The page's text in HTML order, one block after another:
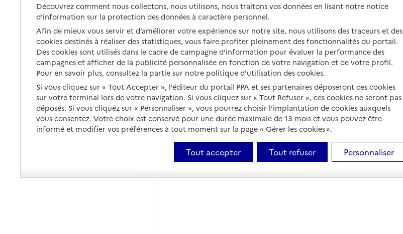
Découvrez comment nous collectons, nous utilisons, nous traitons vos données en lisant notre notice
d’information sur la protection des données à caractère personnel.
Afin de mieux vous servir et d’améliorer votre expérience sur notre site, nous utilisons des traceurs et des
cookies destinés à réaliser des statistiques, vous faire profiter pleinement des fonctionnalités du portail.
Des cookies sont utilisés dans le cadre de campagne d’information pour évaluer la performance des
campagnes et afficher de la publicité personnalisée en fonction de votre navigation et de votre profil.
Pour en savoir plus, consultez la partie sur notre politique d'utilisation des cookies.
Si vous cliquez sur « Tout Accepter », l’éditeur du portail PPA et ses partenaires déposeront ces cookies
sur votre terminal lors de votre navigation. Si vous cliquez sur « Tout Refuser », ces cookies ne seront pas
déposés. Si vous cliquez sur « Personnaliser », vous pourrez choisir l’implantation de cookies auxquels
vous consentez. Votre choix est conservé pour une durée maximale de 13 mois et vous pouvez être
informé et modifier vos préférences à tout moment sur la page « Gérer les cookies ».
Tout accepter Tout refuser Personnaliser